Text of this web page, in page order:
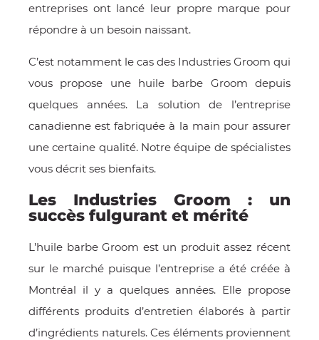
entreprises ont lancé leur propre marque pour
répondre à un besoin naissant.
C’est notamment le cas des Industries Groom qui
vous propose une huile barbe Groom depuis
quelques années. La solution de l’entreprise
canadienne est fabriquée à la main pour assurer
une certaine qualité. Notre équipe de spécialistes
vous décrit ses bienfaits.
Les Industries Groom : un
succès fulgurant et mérité
L’huile barbe Groom est un produit assez récent
sur le marché puisque l’entreprise a été créée à
Montréal il y a quelques années. Elle propose
différents produits d’entretien élaborés à partir
d’ingrédients naturels. Ces éléments proviennent